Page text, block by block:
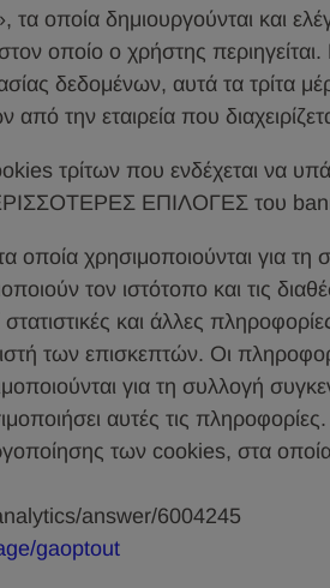
οποία δημιουργούνται και
οποίο ο χρήστης
δεδομένων, αυτά τα τρίτα
την εταιρεία που
τρίτων που ενδέχεται να
ΕΠΙΛΟΓΕΣ του
χρησιμοποιούνται για τη
τον ιστότοπο και τις
και άλλες
των επισκεπτών. Οι
για τη συλλογή
αυτές τις
των cookies, στα οποία
answer/6004245
gaoptout